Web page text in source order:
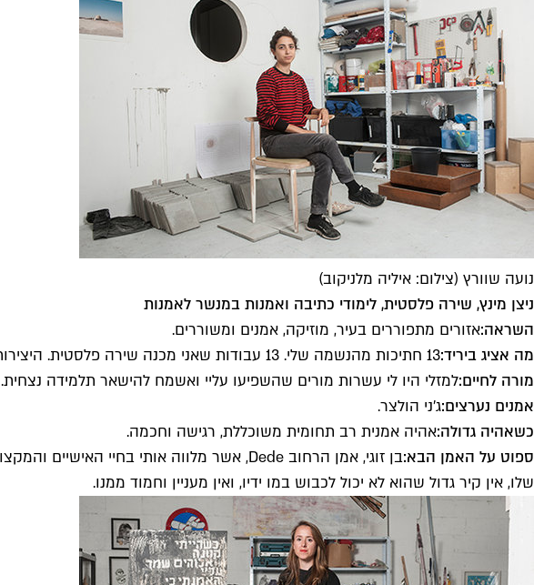
נועה שוורץ (צילום: איליה מלניקוב)
ניצן מינץ, שירה פלסטית, לימודי כתיבה ואמנות במנשר לאמנות
השראה:אזורים מתפוררים בעיר, מוזיקה, אמנים ומשוררים.
מה אציג ביריד:13 חתיכות מהנשמה שלי. 13 עבודות שאני מכנה שירה פלסטית. היצירות מורכבות משירה פרי עטי אשר מוצגת בצורה פלסטית כיצירת אמנות, המשלבת תוכן וחומר גם יחד.
מורה לחיים:למזלי היו לי עשרות מורים שהשפיעו עליי ואשמח להישאר תלמידה נצחית.
אמנים נערצים:ג'ני הולצר.
כשאהיה גדולה:אהיה אמנית רב תחומית משוכללת, רגישה וחכמה.
ספוט על האמן הבא:
שלו, אין קיר גדול שהוא לא יכול לכבוש במו ידיו, ואין מעניין וחמוד ממנו.